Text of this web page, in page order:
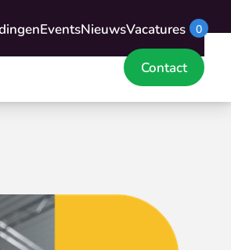
EventsNieuwsVacatures 0
Contact